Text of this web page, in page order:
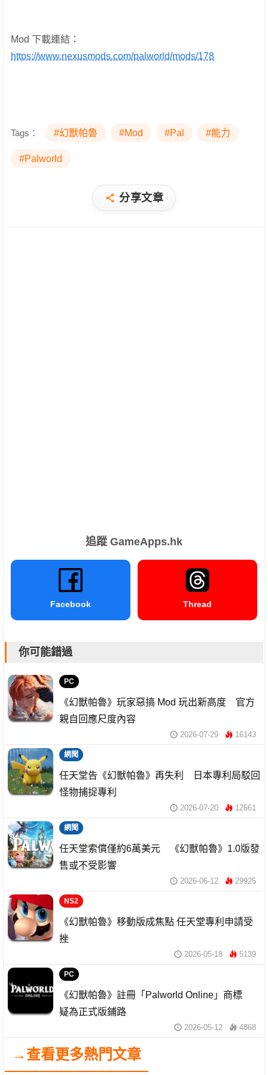
Mod 下載連結：
https://www.nexusmods.com/palworld/mods/178
Tags： #幻獸帕魯 #Mod #Pal #能力
#Palworld
分享文章
追蹤 GameApps.hk
Facebook Thread
你可能錯過
PC
《幻獸帕魯》玩家惡搞 Mod 玩出新高度 官方
親自回應尺度內容
2026-07-29 16143
網聞
任天堂告《幻獸帕魯》再失利 日本專利局駁回
怪物捕捉專利
2026-07-20 12661
網聞
任天堂索償僅約6萬美元 《幻獸帕魯》1.0版發
售或不受影響
2026-06-12 29925
NS2
《幻獸帕魯》移動版成焦點 任天堂專利申請受
挫
2026-05-18 5139
PC
《幻獸帕魯》註冊「Palworld Online」商標
疑為正式版鋪路
2026-05-12 4868
→查看更多熱門文章